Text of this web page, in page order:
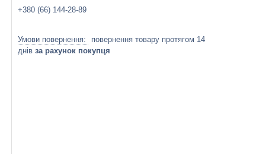
+380 (66) 144-28-89
повернення товару протягом 14
днів за рахунок покупця